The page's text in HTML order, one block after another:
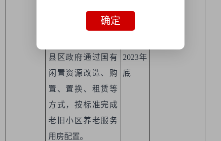
服务用房配建。结
合实施城市更新行
县区政府通过国有
闲置资源改造、购
置、置换、租赁等
方式，按标准完成
老旧小区养老服务
用房配置。
2023年
底
确定